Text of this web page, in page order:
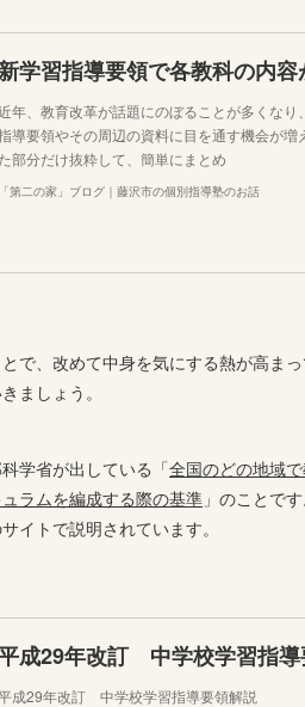
年、教育改革が話題にのぼることが多くな
導要領やその周辺の資料に目を通す機会が
た部分だけ抜粋して、簡単にまとめ
「第二の家」ブログ｜藤沢市の個別指導塾のお話
で、改めて中身を気にする熱が高ま
ましょう。
学省が出している「全国のどの地域
ラムを編成する際の基準 」のことで
イトで説明されています。
成29年改訂 中学校学習指導
成29年改訂 中学校学習指導要領解説